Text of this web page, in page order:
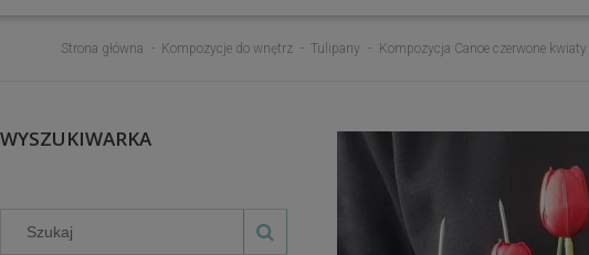
Strona główna Kompozycje do wnętrz Tulipany Kompozycja Canoe czerwone
WYSZUKIWARKA